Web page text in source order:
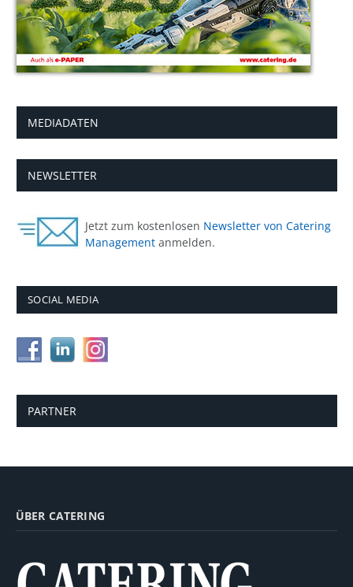
MEDIADATEN
NEWSLETTER
Jetzt zum kostenlosen Newsletter von Catering
Management anmelden.
SOCIAL MEDIA
PARTNER
ÜBER CATERING